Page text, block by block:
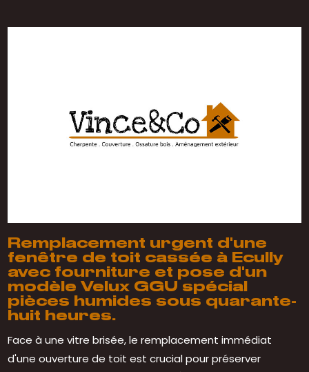
Remplacement urgent d'une
fenêtre de toit cassée à Ecully
avec fourniture et pose d'un
modèle Velux GGU spécial
pièces humides sous quarante-
huit heures.
Face à une vitre brisée, le remplacement immédiat
d'une ouverture de toit est crucial pour préserver